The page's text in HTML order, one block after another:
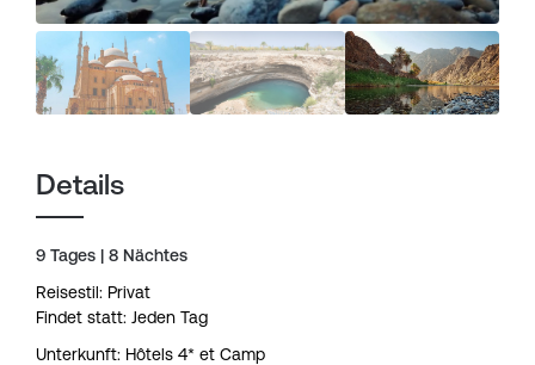
Details
9 Tages | 8 Nächtes
Reisestil: Privat
Findet statt: Jeden Tag
Unterkunft: Hôtels 4* et Camp